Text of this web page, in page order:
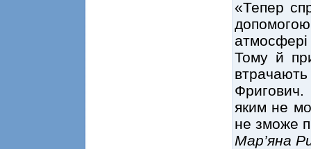
«Тепер
Тому й
яким не
не зможе
Мар’яна